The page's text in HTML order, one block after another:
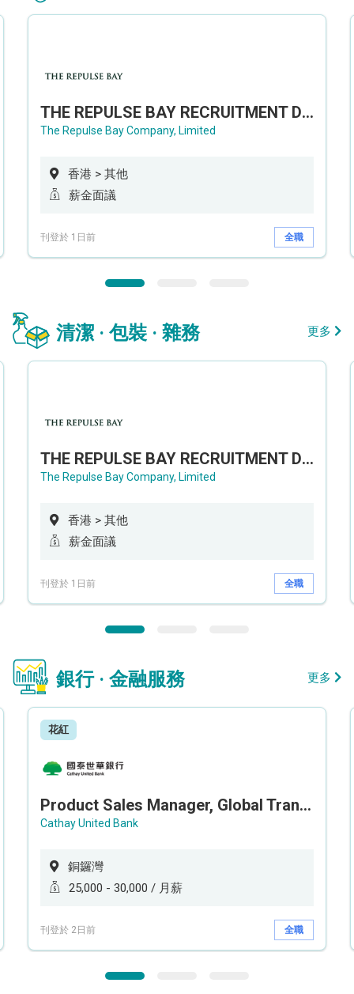
THE REPULSE BAY RECRUITMENT DAY 淺水灣影灣園人才招聘會
The Repulse Bay Company, Limited
香港 > 其他
薪金面議
刊登於 1日前 全職
清潔 · 包裝 · 雜務 更多
THE REPULSE BAY RECRUITMENT DAY 淺水灣影灣園人才招聘會
The Repulse Bay Company, Limited
香港 > 其他
薪金面議
刊登於 1日前 全職
銀行 · 金融服務 更多
花紅
Product Sales Manager, Global Transaction Service (GTS)
Cathay United Bank
銅鑼灣
25,000 - 30,000 / 月薪
刊登於 2日前 全職